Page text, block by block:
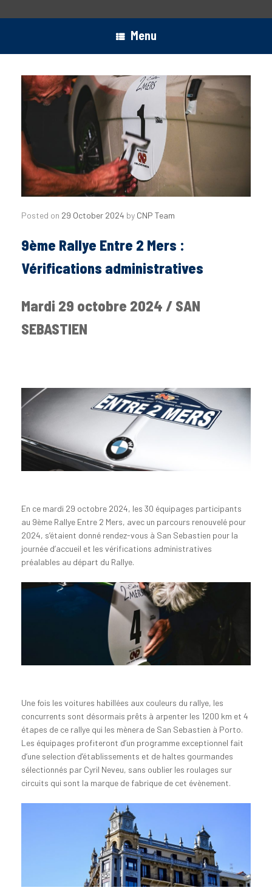
Menu
Posted on 29 October 2024 by CNP Team
9ème Rallye Entre 2 Mers :
Vérifications administratives
Mardi 29 octobre 2024 / SAN
SEBASTIEN
En ce mardi 29 octobre 2024, les 30 équipages participants
au 9ème Rallye Entre 2 Mers, avec un parcours renouvelé pour
2024, s’étaient donné rendez-vous à San Sebastien pour la
journée d’accueil et les vérifications administratives
préalables au départ du Rallye.
Une fois les voitures habillées aux couleurs du rallye, les
concurrents sont désormais prêts à arpenter les 1200 km et 4
étapes de ce rallye qui les mènera de San Sebastien à Porto.
Les équipages profiteront d’un programme exceptionnel fait
d’une selection d’établissements et de haltes gourmandes
sélectionnés par Cyril Neveu, sans oublier les roulages sur
circuits qui sont la marque de fabrique de cet évènement.